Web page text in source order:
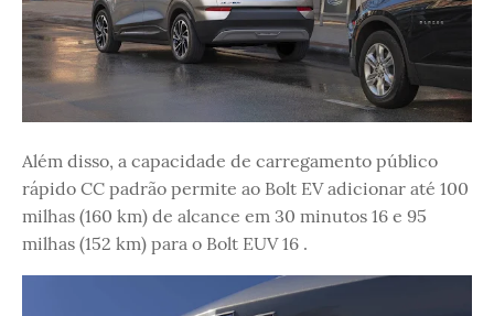
Além disso, a capacidade de carregamento público
rápido CC padrão permite ao Bolt EV adicionar até 100
milhas (160 km) de alcance em 30 minutos 16 e 95
milhas (152 km) para o Bolt EUV 16 .